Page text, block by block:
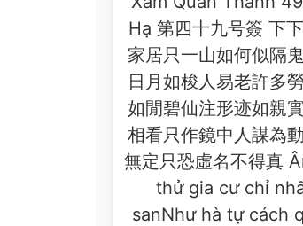
Hạ 第四十九号簽 下
家居只一山如何似隔
日月如梭人易老許多
如閒碧仙注形迹如親
相看只作鏡中人謀為
無定只恐虛名不得真
thử gia cư chỉ
sanNhư hà tự cách